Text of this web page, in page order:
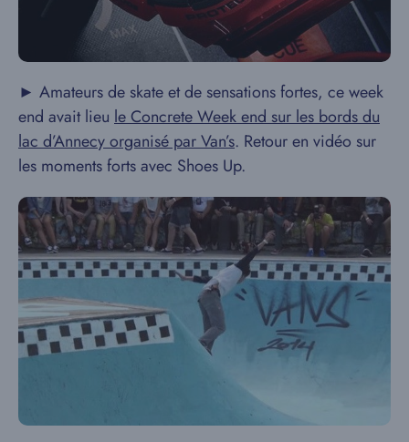
► Amateurs de skate et de sensations fortes, ce week
end avait lieu le Concrete Week end sur les bords du
lac d’Annecy organisé par Van’s. Retour en vidéo sur
les moments forts avec Shoes Up.